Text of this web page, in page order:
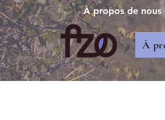
À
À propos de nous